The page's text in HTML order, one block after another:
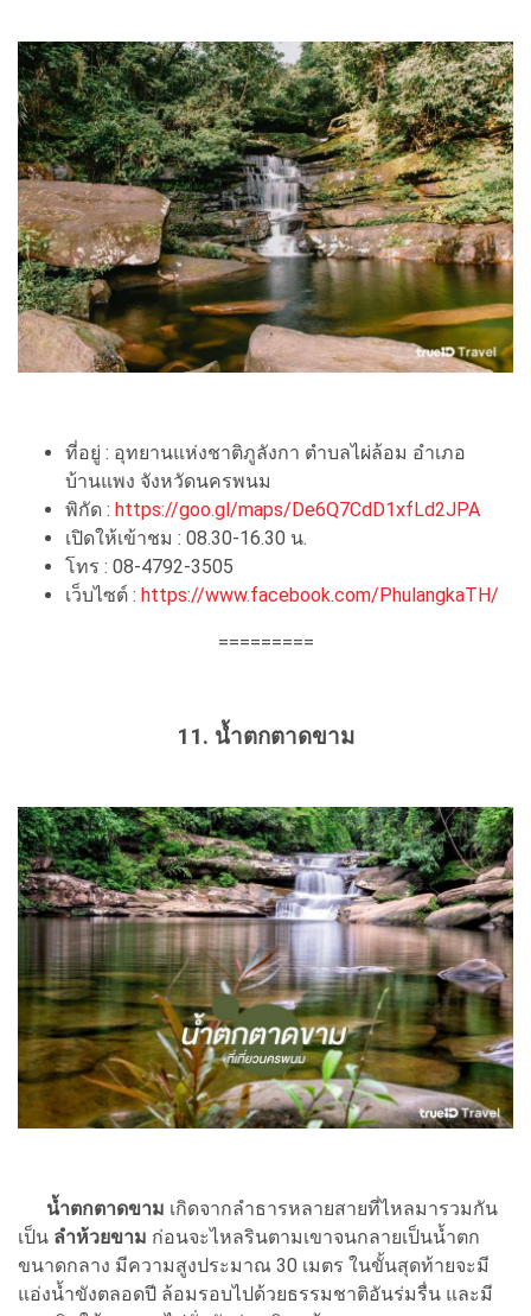
ที่อยู่ : อุทยานแห่งชาติภูลังกา ตำบลไผ่ล้อม อำเภอ
บ้านแพง จังหวัดนครพนม
พิกัด : https://goo.gl/maps/De6Q7CdD1xfLd2JPA
เปิดให้เข้าชม : 08.30-16.30 น.
โทร : 08-4792-3505
เว็บไซต์ : https://www.facebook.com/PhulangkaTH/
=========
11. น้ำตกตาดขาม
น้ำตกตาดขาม เกิดจากลำธารหลายสายที่ไหลมารวมกัน
เป็น ลำห้วยขาม ก่อนจะไหลรินตามเขาจนกลายเป็นน้ำตก
ขนาดกลาง มีความสูงประมาณ 30 เมตร ในขั้นสุดท้ายจะมี
แอ่งน้ำขังตลอดปี ล้อมรอบไปด้วยธรรมชาติอันร่มรื่น และมี